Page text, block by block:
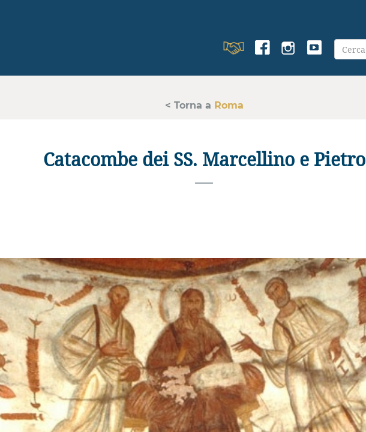
< Torna a Roma
Catacombe dei SS. Marcellino e Pietro